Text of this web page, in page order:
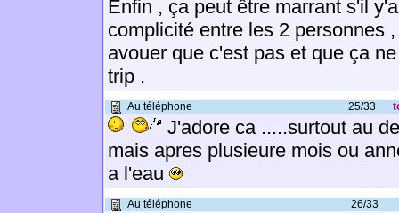
Enfin , ça peut être marrant s'il
complicité entre les 2 personnes
avouer que c'est pas et que ça
trip .
Au téléphone 25/33
J'adore ca .....surtout au
mais apres plusieure mois ou
a l'eau
Au téléphone 26/33